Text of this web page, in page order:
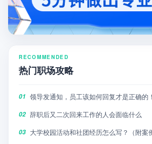
RECOMMENDED
热门职场攻略
01 领导发通知，员工该如何回复才是正确的！
02 辞职后又二次回来工作的人会面临什么
03 大学校园活动和社团经历怎么写？（附案